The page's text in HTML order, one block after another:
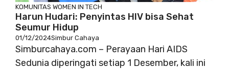
KOMUNITAS WOMEN IN TECH
Harun Hudari: Penyintas HIV bisa Sehat
Seumur Hidup
01/12/2024Simbur Cahaya
Simburcahaya.com – Perayaan Hari AIDS
Sedunia diperingati setiap 1 Desember, kali ini